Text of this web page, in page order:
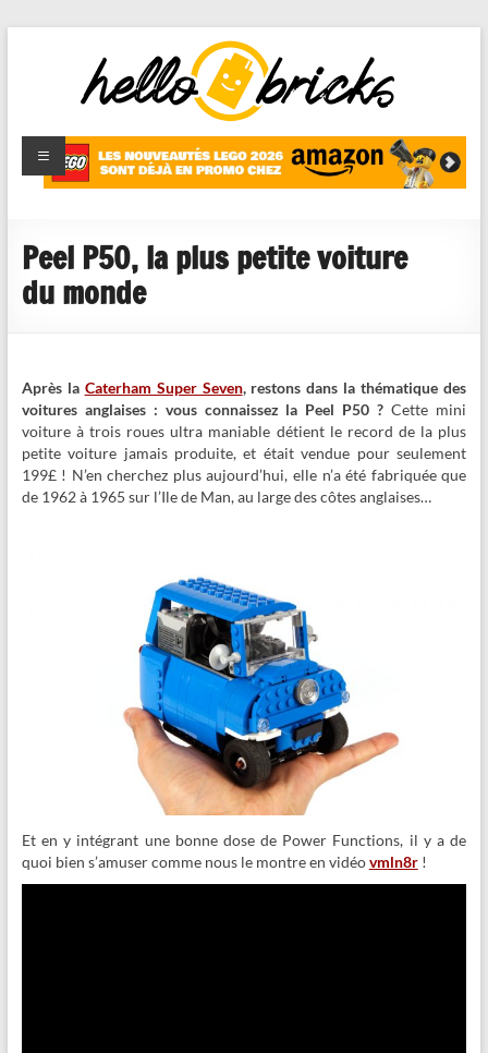
HelloBricks
Blog LEGO,
nouveaut�s
reviews
Peel P50, la plus petite voiture
du monde
Après la Caterham Super Seven, restons dans la thématique des
voitures anglaises : vous connaissez la Peel P50 ? Cette mini
voiture à trois roues ultra maniable détient le record de la plus
petite voiture jamais produite, et était vendue pour seulement
199£ ! N’en cherchez plus aujourd’hui, elle n’a été fabriquée que
de 1962 à 1965 sur l’Ile de Man, au large des côtes anglaises…
Et en y intégrant une bonne dose de Power Functions, il y a de
quoi bien s’amuser comme nous le montre en vidéovmln8r!